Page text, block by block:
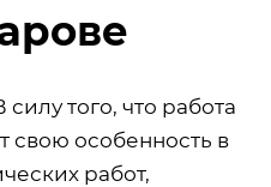
того, что работа
свою особенность в
работ,